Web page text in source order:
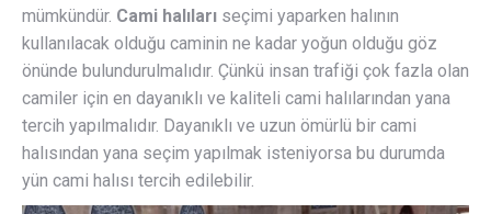
mümkündür. Cami halıları seçimi yaparken halının
kullanılacak olduğu caminin ne kadar yoğun olduğu göz
önünde bulundurulmalıdır. Çünkü insan trafiği çok fazla olan
camiler için en dayanıklı ve kaliteli cami halılarından yana
tercih yapılmalıdır. Dayanıklı ve uzun ömürlü bir cami
halısından yana seçim yapılmak isteniyorsa bu durumda
yün cami halısı tercih edilebilir.